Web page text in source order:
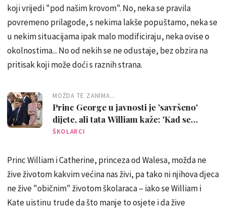
koji vrijedi "pod našim krovom". No, neka se pravila
povremeno prilagode, s nekima lakše popuštamo, neka se
u nekim situacijama ipak malo modificiraju, neka ovise o
okolnostima... No od nekih se ne odustaje, bez obzira na
pritisak koji može doći s raznih strana.
MOŽDA TE ZANIMA...
Princ George u javnosti je 'savršeno'
dijete, ali tata William kaže: 'Kad se
zatvore vrata, sve se mijenja'
ŠKOLARCI
Princ William i Catherine, princeza od Walesa, možda ne
žive životom kakvim većina nas živi, pa tako ni njihova djeca
ne žive "običnim" životom školaraca – iako se William i
Kate uistinu trude da što manje to osjete i da žive